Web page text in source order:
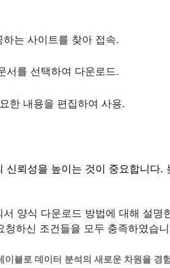
는 사이트를 찾아 접속.
서를 선택하여 다운로드.
한 내용을 편집하여 사용.
신뢰성을 높이는 것이 중요합니다.
양식 다운로드 방법에 대해 설
하신 조건들을 모두 충족하였습
이블로 데이터 분석의 새로운 차원을 경